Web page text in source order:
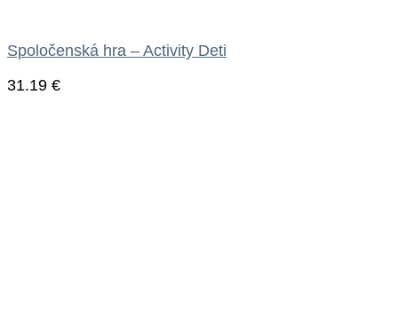
Spoločenská hra – Activity Deti
31.19 €